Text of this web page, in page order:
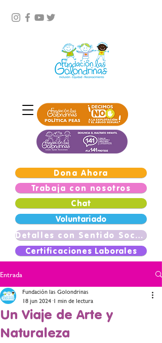
Dona Ahora
Trabaja con nosotros
Chat
Voluntariado
Detalles con Sentido Social
Certificaciones Laborales
Entrada
Un Viaje de Arte y
Naturaleza
Fundación las Golondrinas
18 jun 2024 1 min de lectura